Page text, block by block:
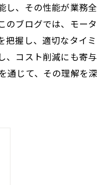
し、その性能が業務
のブログでは、モー
把握し、適切なタイ
コスト削減にも寄
通じて、その理解を